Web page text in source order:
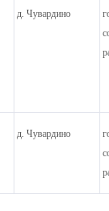
д. Чувардино
д. Чувардино